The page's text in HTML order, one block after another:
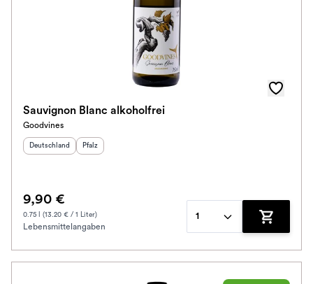
Sauvignon Blanc alkoholfrei
Goodvines
Herkunftsland
Deutschland Herkunftsregion
Pfalz
9,90 €
0.75 l (13.20 € / 1 Liter)
Lebensmittelangaben
1
Zum